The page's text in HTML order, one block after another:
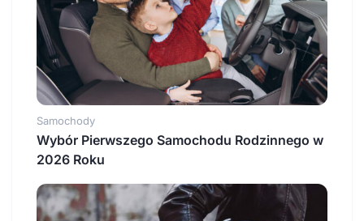
Samochody
Wybór Pierwszego Samochodu Rodzinnego w
2026 Roku